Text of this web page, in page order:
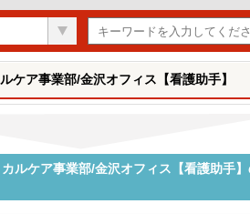
ア事業部/金沢オフィス【看護助手】
ルケア事業部/金沢オフィス【看護助手